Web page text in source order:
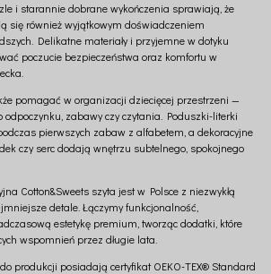
i starannie dobrane wykończenia sprawiają, że
się również wyjątkowym doświadczeniem
Delikatne materiały i przyjemne w dotyku
poczucie bezpieczeństwa oraz komfortu w
pomagać w organizacji dziecięcej przestrzeni —
odpoczynku, zabawy czy czytania. Poduszki-literki
pierwszych zabaw z alfabetem, a dekoracyjne
czy serc dodają wnętrzu subtelnego, spokojnego
Cotton&Sweets szyta jest w Polsce z niezwykłą
detale. Łączymy funkcjonalność,
estetykę premium, tworząc dodatki, które
wspomnień przez długie lata.
produkcji posiadają certyfikat OEKO-TEX® Standard